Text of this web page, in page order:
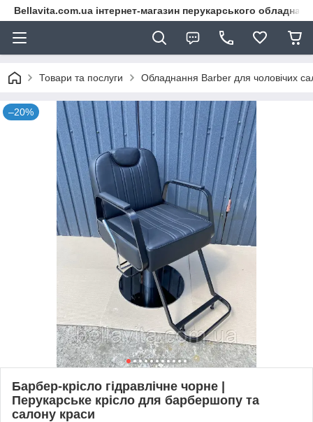
Bellavita.com.ua інтернет-магазин перукарського
Товари та послуги Обладнання Barber для чоловічих
–20%
Барбер-крісло гідравлічне чорне |
Перукарське крісло для барбершопу та
салону краси